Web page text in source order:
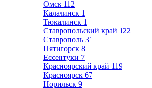
Омск 112
Калачинск 1
Тюкалинск 1
Ставропольский край 122
Ставрополь 31
Пятигорск 8
Ессентуки 7
Красноярский край 119
Красноярск 67
Норильск 9